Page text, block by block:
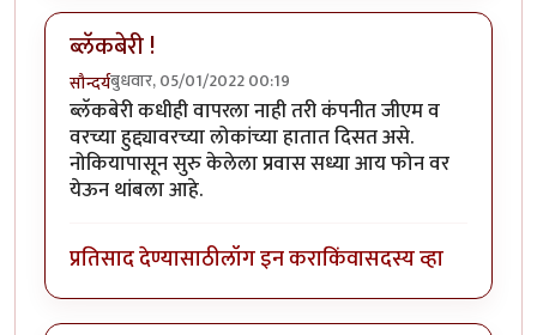
ब्लॅकबेरी !
सौन्दर्यबुधवार, 05/01/2022 00:19
ब्लॅकबेरी कधीही वापरला नाही तरी कंपनीत जीएम व
वरच्या हुद्द्यावरच्या लोकांच्या हातात दिसत असे.
नोकियापासून सुरु केलेला प्रवास सध्या आय फोन वर
येऊन थांबला आहे.
प्रतिसाद देण्यासाठीलॉग इन कराकिंवासदस्य व्हा